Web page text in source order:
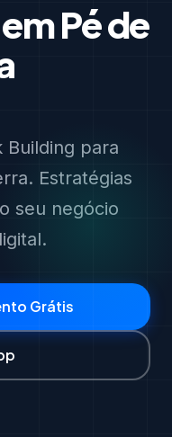
em Pé de
Building para
Estratégias
seu negócio
Grátis